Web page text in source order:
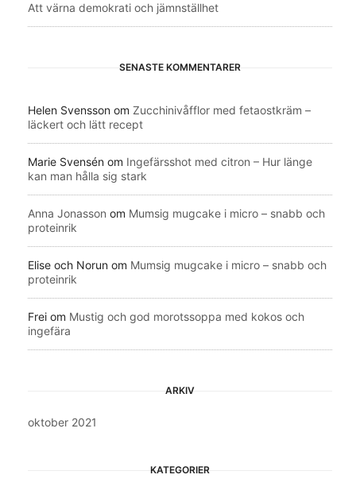
Att värna demokrati och jämnställhet
SENASTE KOMMENTARER
Helen Svensson om Zucchinivåfflor med fetaostkräm –
läckert och lätt recept
Marie Svensén om Ingefärsshot med citron – Hur länge
kan man hålla sig stark
Anna Jonasson om Mumsig mugcake i micro – snabb och
proteinrik
Elise och Norun om Mumsig mugcake i micro – snabb och
proteinrik
Frei om Mustig och god morotssoppa med kokos och
ingefära
ARKIV
oktober 2021
KATEGORIER